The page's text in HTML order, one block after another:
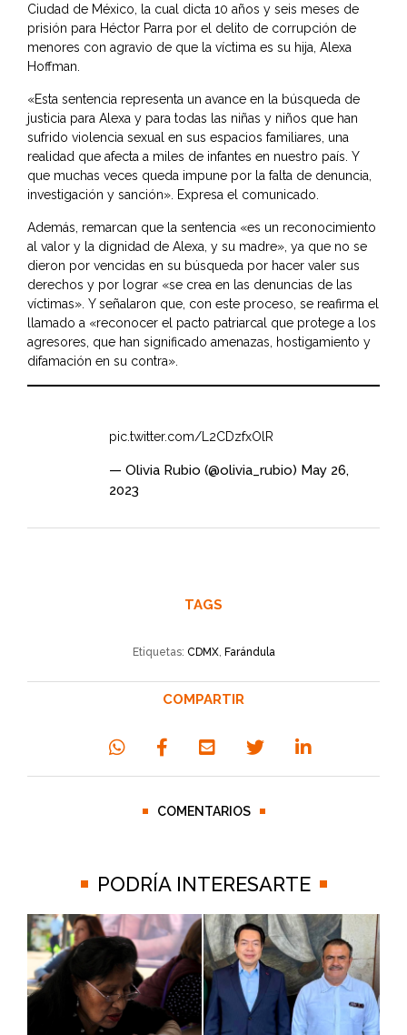
Ciudad de México, la cual dicta 10 años y seis meses de
prisión para Héctor Parra por el delito de corrupción de
menores con agravio de que la víctima es su hija, Alexa
Hoffman.
«Esta sentencia representa un avance en la búsqueda de
justicia para Alexa y para todas las niñas y niños que han
sufrido violencia sexual en sus espacios familiares, una
realidad que afecta a miles de infantes en nuestro país. Y
que muchas veces queda impune por la falta de denuncia,
investigación y sanción». Expresa el comunicado.
Además, remarcan que la sentencia «es un reconocimiento
al valor y la dignidad de Alexa, y su madre», ya que no se
dieron por vencidas en su búsqueda por hacer valer sus
derechos y por lograr «se crea en las denuncias de las
víctimas». Y señalaron que, con este proceso, se reafirma el
llamado a «reconocer el pacto patriarcal que protege a los
agresores, que han significado amenazas, hostigamiento y
difamación en su contra».
pic.twitter.com/L2CDzfxOlR
— Olivia Rubio (@olivia_rubio) May 26,
2023
TAGS
Etiquetas: CDMX, Farándula
COMPARTIR
COMENTARIOS
PODRÍA INTERESARTE